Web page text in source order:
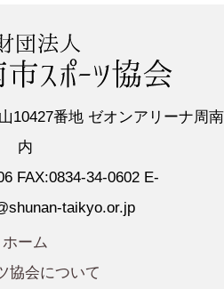
10427番地 ゼオンアリーナ周南
内
FAX:0834-34-0602 E-
taikyo.or.jp
ホーム
協会について